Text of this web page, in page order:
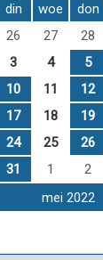
din woe don
26 27 28
3 4 5
10 11 12
17 18 19
24 25 26
31 1 2
mei 2022